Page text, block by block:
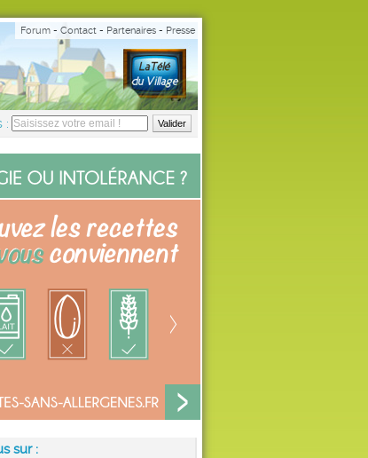
Forum - Contact - Partenaires - Presse
:
sur :